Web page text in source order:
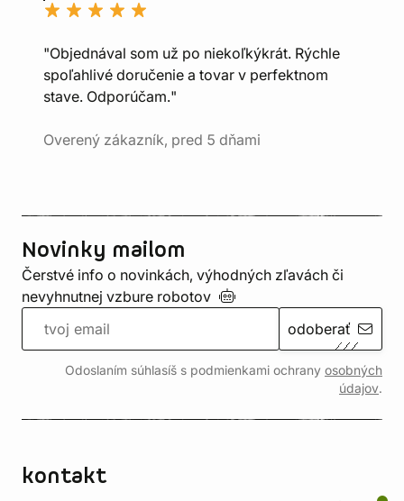
"Objednával som už po niekoľkýkrát. Rýchle
spoľahlivé doručenie a tovar v perfektnom
stave. Odporúčam."
Overený zákazník, pred 5 dňami
Novinky mailom
Čerstvé info o novinkách, výhodných zľavách či
nevyhnutnej vzbure robotov
odoberať
Odoslaním súhlasíš s podmienkami ochrany osobných
údajov.
kontakt